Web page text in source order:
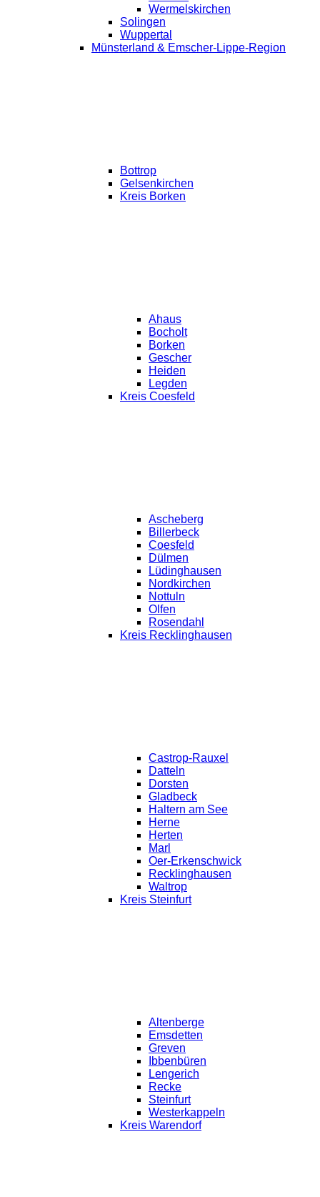
Wermelskirchen
Solingen
Wuppertal
Münsterland & Emscher-Lippe-Region
Bottrop
Gelsenkirchen
Kreis Borken
Ahaus
Bocholt
Borken
Gescher
Heiden
Legden
Kreis Coesfeld
Ascheberg
Billerbeck
Coesfeld
Dülmen
Lüdinghausen
Nordkirchen
Nottuln
Olfen
Rosendahl
Kreis Recklinghausen
Castrop-Rauxel
Datteln
Dorsten
Gladbeck
Haltern am See
Herne
Herten
Marl
Oer-Erkenschwick
Recklinghausen
Waltrop
Kreis Steinfurt
Altenberge
Emsdetten
Greven
Ibbenbüren
Lengerich
Recke
Steinfurt
Westerkappeln
Kreis Warendorf